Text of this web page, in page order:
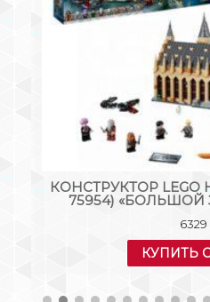
КОНСТРУКТОР LEGO
75954) «БОЛЬШОЙ
6329
КУПИТЬ